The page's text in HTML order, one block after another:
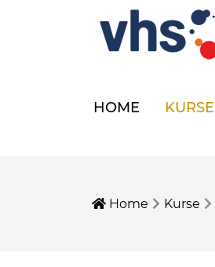
HOME KURSE
Home Kurse